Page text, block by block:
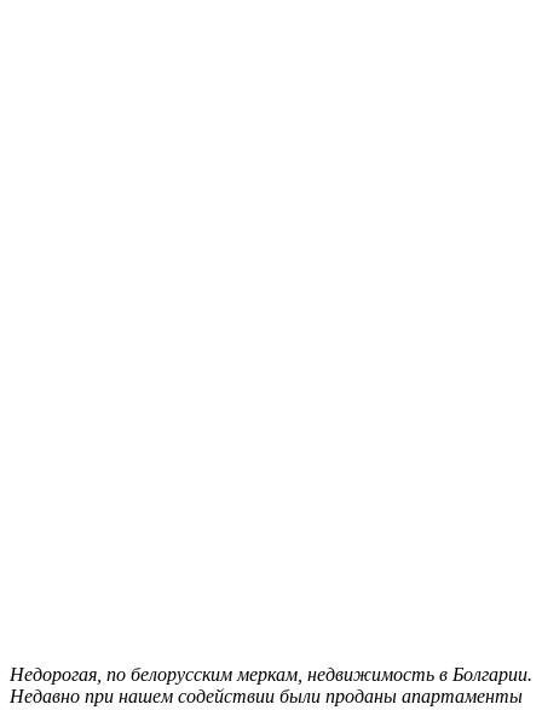
Недорогая, по белорусским меркам, недвижимость в Болгарии.
Недавно при нашем содействии были проданы апартаменты